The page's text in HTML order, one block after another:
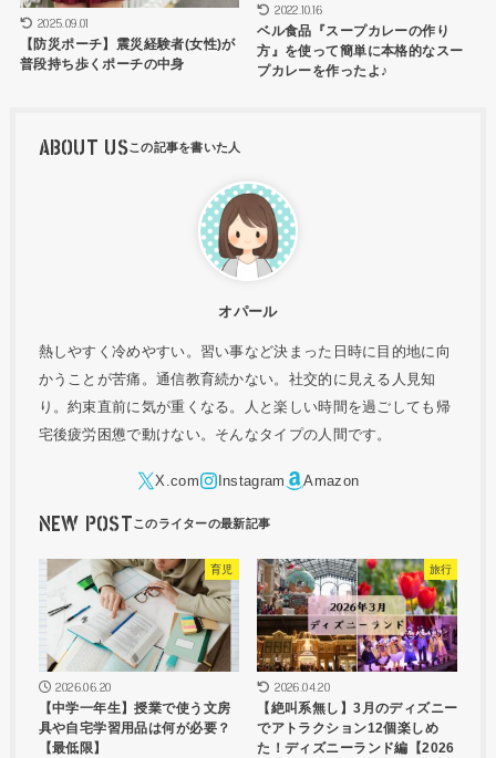
2025.09.01
【防災ポーチ】震災経験者(女性)が
普段持ち歩くポーチの中身
2022.10.16
ベル食品『スープカレーの作り
方』を使って簡単に本格的なスー
プカレーを作ったよ♪
ABOUT US
オパール
熱しやすく冷めやすい。習い事など決まった日時に目的地に向
かうことが苦痛。通信教育続かない。社交的に見える人見知
り。約束直前に気が重くなる。人と楽しい時間を過ごしても帰
宅後疲労困憊で動けない。そんなタイプの人間です。
NEW POST
育児
2026.06.20
【中学一年生】授業で使う文房
具や自宅学習用品は何が必要？
【最低限】
旅行
2026.04.20
【絶叫系無し】3月のディズニー
でアトラクション12個楽しめ
た！ディズニーランド編【2026